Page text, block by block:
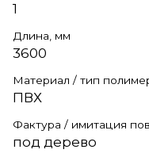
1
Длина, мм
3600
Материал / тип
ПВХ
Фактура / имитация
под дерево